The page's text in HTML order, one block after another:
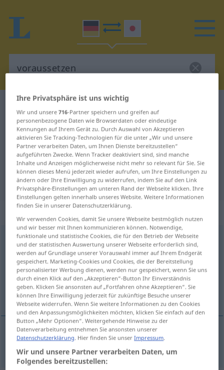
Deutsch-Japanisch Wörterbuch
Deutsch-Japanisch Übersetzung
für "voraussetzen"
"voraussetzen" Japanisch
Übersetzung
„voraussetzen“
voraussetzen
Übersicht aller Übersetzungen
(Für mehr Details die Übersetzung anklicken/antippen)
前提にする
前提にする[zentei ni suru] voraussetzen
Ihre Privatsphäre ist uns wichtig
Wir und unsere716-Partner speichern und greifen auf
personenbezogene Daten wie Browserdaten oder eindeutige
Kennungen auf Ihrem Gerät zu. Durch Auswahl von Akzeptieren
aktivieren Sie Tracking-Technologien für die unter „Wir und unsere
Partner verarbeiten Daten, um Ihnen Dienste bereitzustellen“
aufgeführten Zwecke. Wenn Tracker deaktiviert sind, sind manche
Inhalte und Anzeigen möglicherweise nicht mehr so relevant für Sie. Sie
können dieses Menü jederzeit wieder aufrufen, um Ihre Einstellungen zu
ändern oder Ihre Einwilligung zu widerrufen, indem Sie auf den Link
Privatsphäre-Einstellungen am unteren Rand der Webseite klicken. Ihre
Einstellungen gelten innerhalb unseres Website. Weitere Informationen
finden Sie in unserer Datenschutzerklärung.
Wir verwenden Cookies, damit Sie unsere Webseite bestmöglich nutzen
und wir besser mit Ihnen kommunizieren können. Notwendige,
funktionale und statistische Cookies, die für den Betrieb der Webseite
und der statistischen Auswertung unserer Webseite erforderlich sind,
werden auf Grundlage unserer Vorauswahl immer auf Ihrem Endgerät
gespeichert. Marketing-Cookies und Cookies, die der Bereitstellung
personalisierter Werbung dienen, werden nur gespeichert, wenn Sie uns
durch einen Klick auf den „Akzeptieren“-Button Ihr Einverständnis
geben. Klicken Sie ansonsten auf „Fortfahren ohne Akzeptieren“. Sie
können Ihre Einwilligung jederzeit für zukünftige Besuche unserer
Webseite widerrufen. Wenn Sie weitere Informationen zu den Cookies
und den Anpassungsmöglichkeiten möchten, klicken Sie einfach auf den
Button „Mehr Optionen“. Weitergehende Hinweise zu der
Datenverarbeitung entnehmen Sie ansonsten unserer
Datenschutzerklärung. Hier finden Sie unserImpressum.
Wir und unsere Partner verarbeiten Daten, um
Folgendes bereitzustellen: